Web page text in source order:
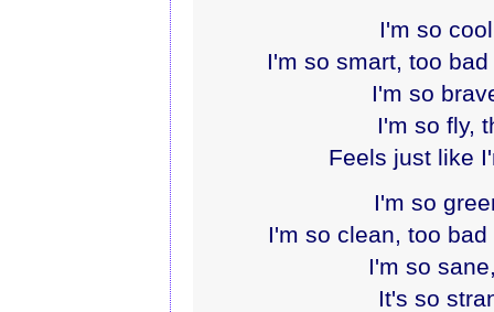
I'm so
I'm so smart, too
I'm so
I'm so fly,
Feels just like
I'm so
I'm so clean, too
I'm so
It's so